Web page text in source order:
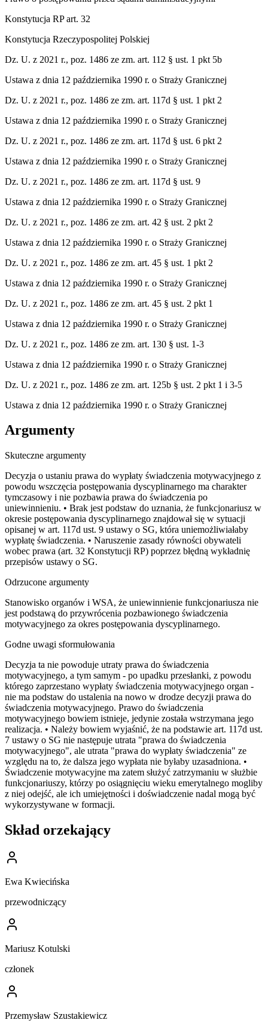
Konstytucja RP art. 32
Konstytucja Rzeczypospolitej Polskiej
Dz. U. z 2021 r., poz. 1486 ze zm. art. 112 § ust. 1 pkt 5b
Ustawa z dnia 12 października 1990 r. o Straży Granicznej
Dz. U. z 2021 r., poz. 1486 ze zm. art. 117d § ust. 1 pkt 2
Ustawa z dnia 12 października 1990 r. o Straży Granicznej
Dz. U. z 2021 r., poz. 1486 ze zm. art. 117d § ust. 6 pkt 2
Ustawa z dnia 12 października 1990 r. o Straży Granicznej
Dz. U. z 2021 r., poz. 1486 ze zm. art. 117d § ust. 9
Ustawa z dnia 12 października 1990 r. o Straży Granicznej
Dz. U. z 2021 r., poz. 1486 ze zm. art. 42 § ust. 2 pkt 2
Ustawa z dnia 12 października 1990 r. o Straży Granicznej
Dz. U. z 2021 r., poz. 1486 ze zm. art. 45 § ust. 1 pkt 2
Ustawa z dnia 12 października 1990 r. o Straży Granicznej
Dz. U. z 2021 r., poz. 1486 ze zm. art. 45 § ust. 2 pkt 1
Ustawa z dnia 12 października 1990 r. o Straży Granicznej
Dz. U. z 2021 r., poz. 1486 ze zm. art. 130 § ust. 1-3
Ustawa z dnia 12 października 1990 r. o Straży Granicznej
Dz. U. z 2021 r., poz. 1486 ze zm. art. 125b § ust. 2 pkt 1 i 3-5
Ustawa z dnia 12 października 1990 r. o Straży Granicznej
Argumenty
Skuteczne argumenty
Decyzja o ustaniu prawa do wypłaty świadczenia motywacyjnego z
powodu wszczęcia postępowania dyscyplinarnego ma charakter
tymczasowy i nie pozbawia prawa do świadczenia po
uniewinnieniu. • Brak jest podstaw do uznania, że funkcjonariusz w
okresie postępowania dyscyplinarnego znajdował się w sytuacji
opisanej w art. 117d ust. 9 ustawy o SG, która uniemożliwiałaby
wypłatę świadczenia. • Naruszenie zasady równości obywateli
wobec prawa (art. 32 Konstytucji RP) poprzez błędną wykładnię
przepisów ustawy o SG.
Odrzucone argumenty
Stanowisko organów i WSA, że uniewinnienie funkcjonariusza nie
jest podstawą do przywrócenia pozbawionego świadczenia
motywacyjnego za okres postępowania dyscyplinarnego.
Godne uwagi sformułowania
Decyzja ta nie powoduje utraty prawa do świadczenia
motywacyjnego, a tym samym - po upadku przesłanki, z powodu
którego zaprzestano wypłaty świadczenia motywacyjnego organ -
nie ma podstaw do ustalenia na nowo w drodze decyzji prawa do
świadczenia motywacyjnego. Prawo do świadczenia
motywacyjnego bowiem istnieje, jedynie została wstrzymana jego
realizacja. • Należy bowiem wyjaśnić, że na podstawie art. 117d ust.
7 ustawy o SG nie następuje utrata "prawa do świadczenia
motywacyjnego", ale utrata "prawa do wypłaty świadczenia" ze
względu na to, że dalsza jego wypłata nie byłaby uzasadniona. •
Świadczenie motywacyjne ma zatem służyć zatrzymaniu w służbie
funkcjonariuszy, którzy po osiągnięciu wieku emerytalnego mogliby
z niej odejść, ale ich umiejętności i doświadczenie nadal mogą być
wykorzystywane w formacji.
Skład orzekający
Ewa Kwiecińska
przewodniczący
Mariusz Kotulski
członek
Przemysław Szustakiewicz